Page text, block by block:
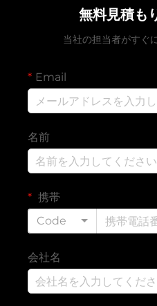
無料見積も
当社の担当者がすぐ
Email
名前
携帯
Code
会社名